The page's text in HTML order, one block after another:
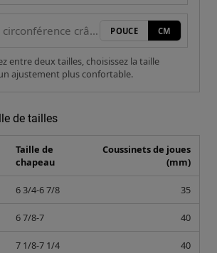
POUCE CM
entre deux tailles, choisissez la taille
ajustement plus confortable.
de tailles
Taille de
chapeau
Coussinets de joues
(mm)
6 3/4-6 7/8 35
6 7/8-7 40
7 1/8-7 1/4 40